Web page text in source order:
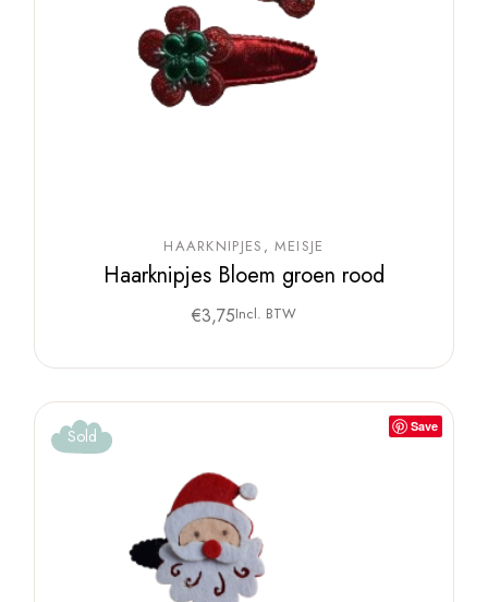
HAARKNIPJES MEISJE
Haarknipjes Bloem groen rood
€3,75Incl. BTW
Save
Sold